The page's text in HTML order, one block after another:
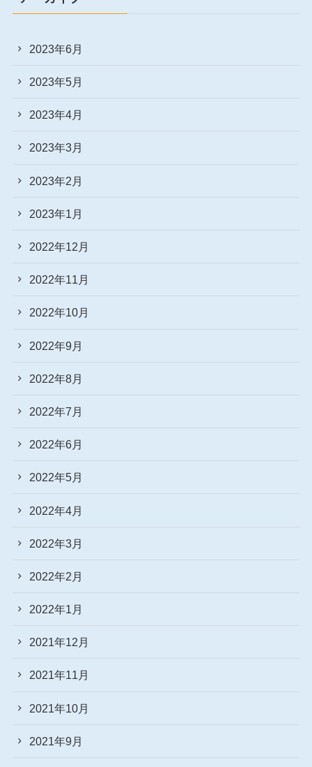
2023年6月
2023年5月
2023年4月
2023年3月
2023年2月
2023年1月
2022年12月
2022年11月
2022年10月
2022年9月
2022年8月
2022年7月
2022年6月
2022年5月
2022年4月
2022年3月
2022年2月
2022年1月
2021年12月
2021年11月
2021年10月
2021年9月